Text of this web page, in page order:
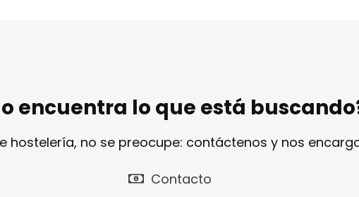
encuentra lo que está
hostelería, no se preocupe: contáctenos y nos
Contacto